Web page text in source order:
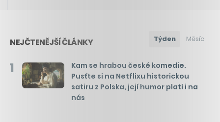
NEJČTENĚJŠÍ ČLÁNKY Týden Měsíc
1
Kam se hrabou české komedie.
Pusťte si na Netflixu historickou
satiru z Polska, její humor platí i na
nás